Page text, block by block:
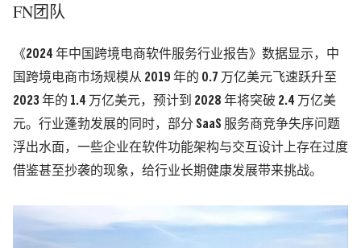
FN团队
《2024 年中国跨境电商软件服务行业报告》数据显示，中
国跨境电商市场规模从 2019 年的 0.7 万亿美元飞速跃升至
2023 年的 1.4 万亿美元，预计到 2028 年将突破 2.4 万亿美
元。行业蓬勃发展的同时，部分 SaaS 服务商竞争失序问题
浮出水面，一些企业在软件功能架构与交互设计上存在过度
借鉴甚至抄袭的现象，给行业长期健康发展带来挑战。